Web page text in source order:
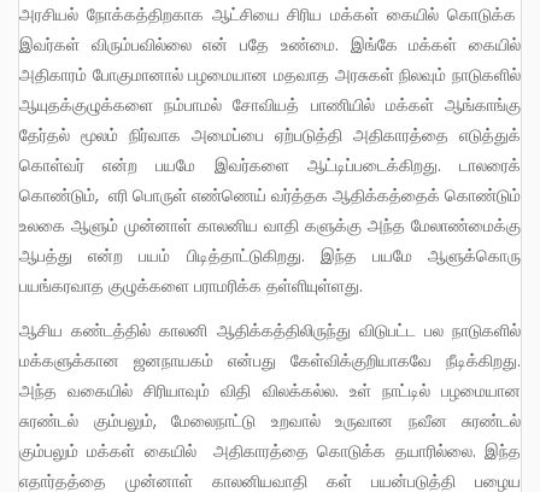
அரசியல் நோக்கத்திறகாக ஆட்சியை சிரிய மக்கள் கையில் கொடுக்க
இவர்கள் விரும்பவில்லை என் பதே உண்மை. இங்கே மக்கள் கையில்
அதிகாரம் போகுமானால் பழமையான மதவாத அரசுகள் நிலவும் நாடுகளில்
ஆயுதக்குழுக்களை நம்பாமல் சோவியத் பாணியில் மக்கள் ஆங்காங்கு
தேர்தல் மூலம் நிர்வாக அமைப்பை ஏற்படுத்தி அதிகாரத்தை எடுத்துக்
கொள்வர் என்ற பயமே இவர்களை ஆட்டிப்படைக்கிறது. டாலரைக்
கொண்டும், எரி பொருள் எண்ணெய் வர்த்தக ஆதிக்கத்தைக் கொண்டும்
உலகை ஆளும் முன்னாள் காலனிய வாதி களுக்கு அந்த மேலாண்மைக்கு
ஆபத்து என்ற பயம் பிடித்தாட்டுகிறது. இந்த பயமே ஆளுக்கொரு
பயங்கரவாத குழுக்களை பராமரிக்க தள்ளியுள்ளது.
ஆசிய கண்டத்தில் காலனி ஆதிக்கத்திலிருந்து விடுபட்ட பல நாடுகளில்
மக்களுக்கான ஜனநாயகம் என்பது கேள்விக்குறியாகவே நீடிக்கிறது.
அந்த வகையில் சிரியாவும் விதி விலக்கல்ல. உள் நாட்டில் பழமையான
சுரண்டல் கும்பலும், மேலைநாட்டு உறவால் உருவான நவீன சுரண்டல்
கும்பலும் மக்கள் கையில் அதிகாரத்தை கொடுக்க தயாரில்லை. இந்த
எதார்தத்தை முன்னாள் காலனியவாதி கள் பயன்படுத்தி பழைய